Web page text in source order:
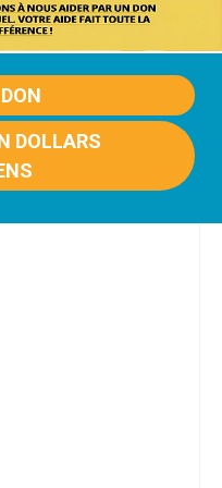
DOLLARS